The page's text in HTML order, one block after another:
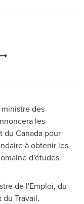
ministre des
les
du Canada pour
à obtenir les
d'études.
de l'Emploi, du
Travail,